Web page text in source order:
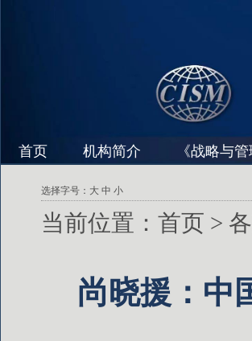
首页 机构简介 《战略与管
选择字号： 大 中 小
当前位置： 首页 >
尚晓援：中